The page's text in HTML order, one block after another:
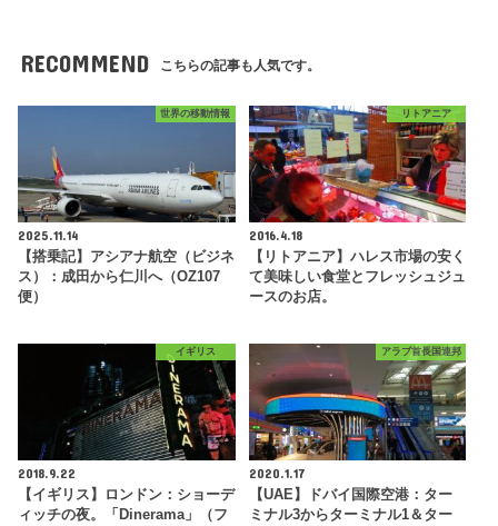
RECOMMEND こちらの記事も人気です。
世界の移動情報
2025.11.14
【搭乗記】アシアナ航空（ビジネ
ス）：成田から仁川へ（OZ107
便）
リトアニア
2016.4.18
【リトアニア】ハレス市場の安く
て美味しい食堂とフレッシュジュ
ースのお店。
イギリス
2018.9.22
【イギリス】ロンドン：ショーデ
ィッチの夜。「Dinerama」（フ
アラブ首長国連邦
2020.1.17
【UAE】ドバイ国際空港：ター
ミナル3からターミナル1＆ター